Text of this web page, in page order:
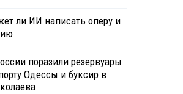
ли ИИ написать оперу и
поразили резервуары
Одессы и буксир в